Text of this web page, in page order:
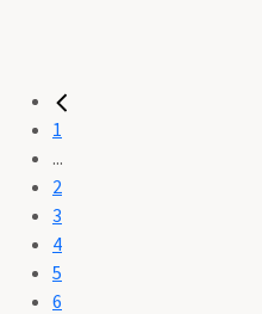
1
...
2
3
4
5
6